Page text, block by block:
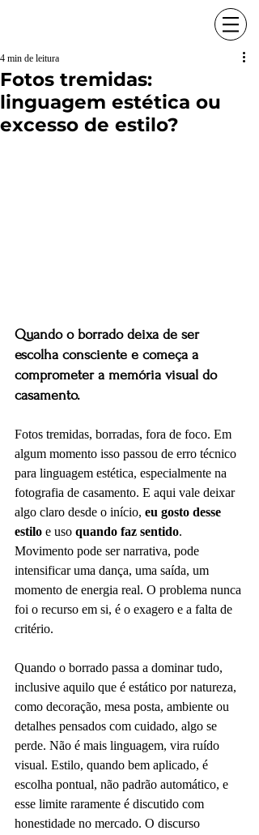
Fotos tremidas:
linguagem estética ou
excesso de estilo?
4 min de leitura
Quando o borrado deixa de ser
escolha consciente e começa a
comprometer a memória visual do
casamento.
Fotos tremidas, borradas, fora de foco. Em
algum momento isso passou de erro técnico
para linguagem estética, especialmente na
fotografia de casamento. E aqui vale deixar
algo claro desde o início, eu gosto desse
estilo e uso quando faz sentido.
Movimento pode ser narrativa, pode
intensificar uma dança, uma saída, um
momento de energia real. O problema nunca
foi o recurso em si, é o exagero e a falta de
critério.
Quando o borrado passa a dominar tudo,
inclusive aquilo que é estático por natureza,
como decoração, mesa posta, ambiente ou
detalhes pensados com cuidado, algo se
perde. Não é mais linguagem, vira ruído
visual. Estilo, quando bem aplicado, é
escolha pontual, não padrão automático, e
esse limite raramente é discutido com
honestidade no mercado. O discurso